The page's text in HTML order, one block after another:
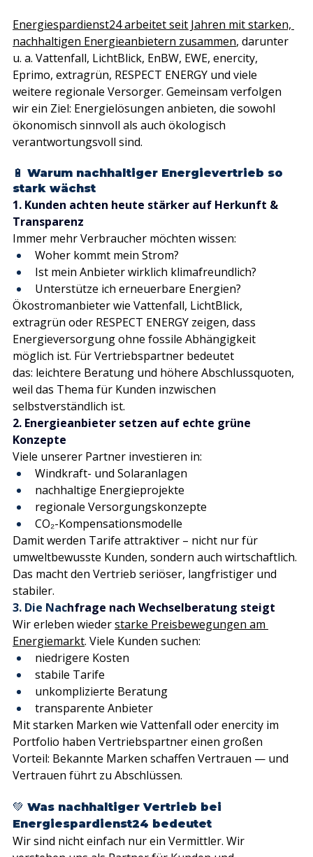
Energiespardienst24 arbeitet seit Jahren mit starken,
nachhaltigen Energieanbietern zusammen, darunter
u. a. Vattenfall, LichtBlick, EnBW, EWE, enercity,
Eprimo, extragrün, RESPECT ENERGY und viele
weitere regionale Versorger. Gemeinsam verfolgen
wir ein Ziel: Energielösungen anbieten, die sowohl
ökonomisch sinnvoll als auch ökologisch
verantwortungsvoll sind.
🔋 Warum nachhaltiger Energievertrieb so
stark wächst
1. Kunden achten heute stärker auf Herkunft &
Transparenz
Immer mehr Verbraucher möchten wissen:
Woher kommt mein Strom?
Ist mein Anbieter wirklich klimafreundlich?
Unterstütze ich erneuerbare Energien?
Ökostromanbieter wie Vattenfall, LichtBlick,
extragrün oder RESPECT ENERGY zeigen, dass
Energieversorgung ohne fossile Abhängigkeit
möglich ist. Für Vertriebspartner bedeutet
das: leichtere Beratung und höhere Abschlussquoten,
weil das Thema für Kunden inzwischen
selbstverständlich ist.
2. Energieanbieter setzen auf echte grüne
Konzepte
Viele unserer Partner investieren in:
Windkraft- und Solaranlagen
nachhaltige Energieprojekte
regionale Versorgungskonzepte
CO₂-Kompensationsmodelle
Damit werden Tarife attraktiver – nicht nur für
umweltbewusste Kunden, sondern auch wirtschaftlich.
Das macht den Vertrieb seriöser, langfristiger und
stabiler.
3. Die Nachfrage nach Wechselberatung steigt
Wir erleben wieder starke Preisbewegungen am
Energiemarkt. Viele Kunden suchen:
niedrigere Kosten
stabile Tarife
unkomplizierte Beratung
transparente Anbieter
Mit starken Marken wie Vattenfall oder enercity im
Portfolio haben Vertriebspartner einen großen
Vorteil: Bekannte Marken schaffen Vertrauen — und
Vertrauen führt zu Abschlüssen.
💚 Was nachhaltiger Vertrieb bei
Energiespardienst24 bedeutet
Wir sind nicht einfach nur ein Vermittler. Wir